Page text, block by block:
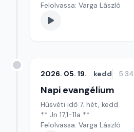
Felolvassa: Varga László
2026. 05. 19. kedd 5:34
Napi evangélium
Húsvéti idő 7. hét, kedd
** Jn 17,1-11a **
Felolvassa: Varga László